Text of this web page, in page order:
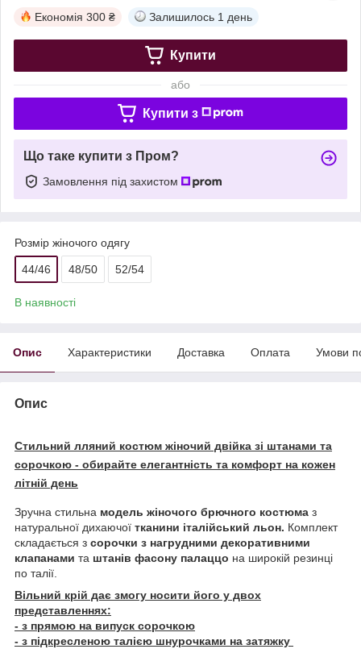
Економія 300 ₴ Залишилось 1 день
Купити
або
Купити з
Що таке купити з Пром?
Замовлення під захистом
Розмір жіночого одягу
44/46 48/50 52/54
В наявності
Опис Характеристики Доставка Оплата Умови
Опис
Стильний лляний костюм жіночий двійка зі штанами та
сорочкою - обирайте елегантність та комфорт на кожен
літній день
Зручна стильна модель жіночого брючного костюма з
натуральної дихаючої тканини італійський льон. Комплект
складається з сорочки з нагрудними декоративними
клапанами та штанів фасону палаццо на широкій резинці
по талії.
Вільний крій дає змогу носити його у двох
представленнях:
- з прямою на випуск сорочкою
- з підкресленою талією шнурочками на затяжку